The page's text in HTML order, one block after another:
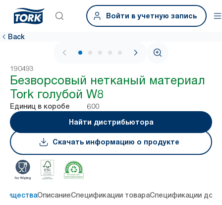
Войти в учетную запись
Back
1 / 5
190493
Безворсовый нетканый материал
Tork голубой W8
Единиц в коробе
600
Найти дистрибьютора
Скачать информацию о продукте
ОписаниеСпецификации товараСпецификации